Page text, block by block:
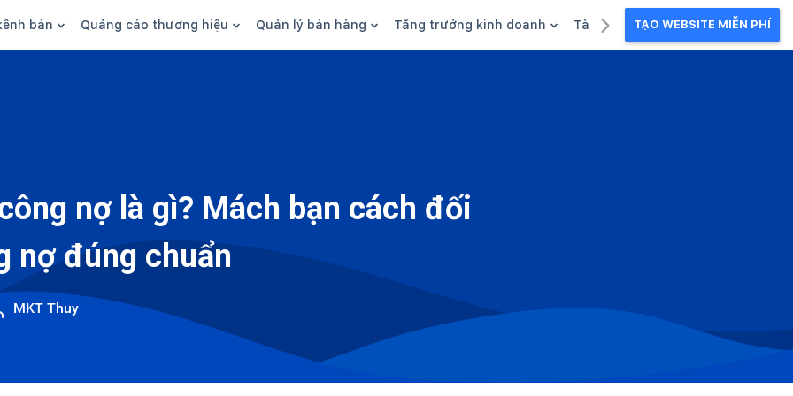
bán
social
sàn
Quảng cáo thương hiệu
Thương hiệu/Brand
Quản lý bán hàng
Tài chính
Nhân viên
Tăng trưởng kinh doanh Tài liệu kinh doanhTẠO WEBSITE MIỄN PHÍ
nợ là gì? Mách bạn cách đối
nợ đúng chuẩn
MKT Thuy